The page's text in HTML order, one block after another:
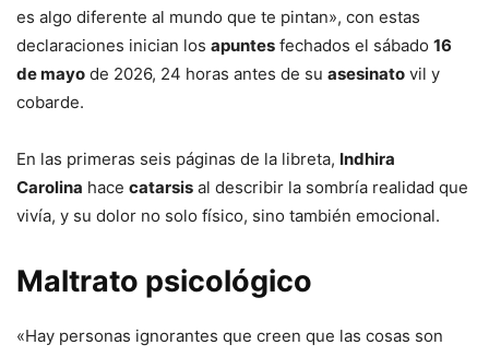
es algo diferente al mundo que te pintan», con estas
declaraciones inician los apuntes fechados el sábado 16
de mayo de 2026, 24 horas antes de su asesinato vil y
cobarde.
En las primeras seis páginas de la libreta, Indhira
Carolina hace catarsis al describir la sombría realidad que
vivía, y su dolor no solo físico, sino también emocional.
Maltrato psicológico
«Hay personas ignorantes que creen que las cosas son